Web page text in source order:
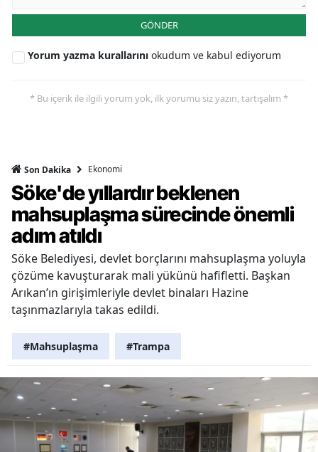
GÖNDER
Yorum yazma kurallarını okudum ve kabul ediyorum
* Bu içerik ile ilgili yorum yok, ilk yorumu siz yazın, tartışalım *
Son Dakika Ekonomi
Söke'de yıllardır beklenen
mahsuplaşma sürecinde önemli
adım atıldı
Söke Belediyesi, devlet borçlarını mahsuplaşma yoluyla
çözüme kavuşturarak mali yükünü hafifletti. Başkan
Arıkan’ın girişimleriyle devlet binaları Hazine
taşınmazlarıyla takas edildi.
#Mahsuplaşma #Trampa